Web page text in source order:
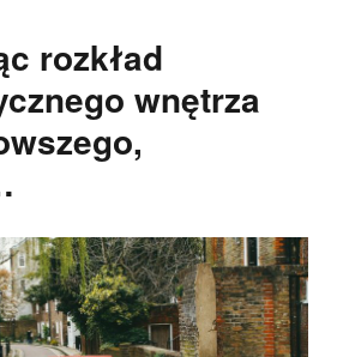
rozkład
wnętrza